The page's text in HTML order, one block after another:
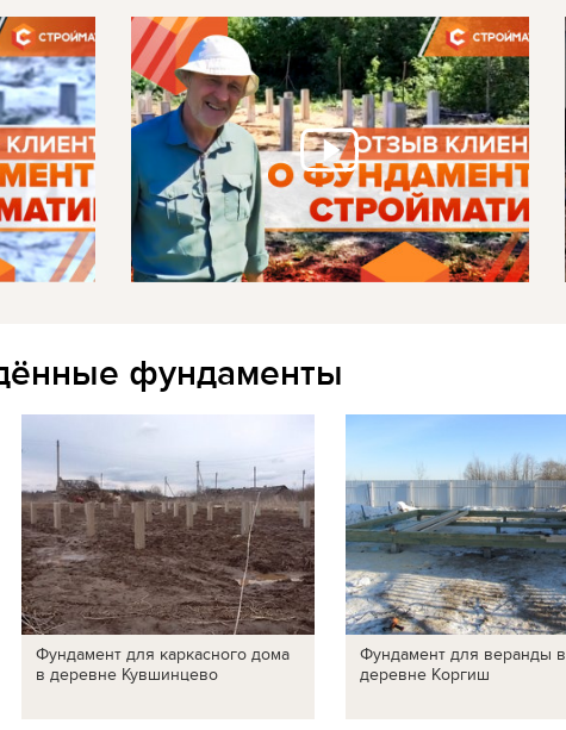
фундаменты
Фундамент для каркасного дома
в деревне Кувшинцево
Фундамент для веранды в
деревне Коргиш